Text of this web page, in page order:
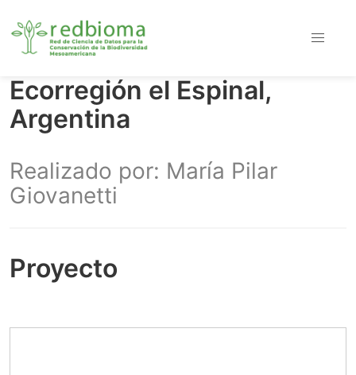
Ecorregión el Espinal,
Argentina
Realizado por: María Pilar
Giovanetti
Proyecto